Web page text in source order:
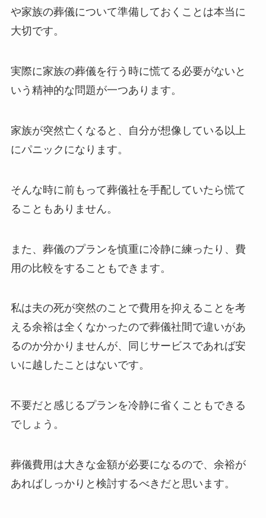
や家族の葬儀について準備しておくことは本当に
大切です。
実際に家族の葬儀を行う時に慌てる必要がないと
いう精神的な問題が一つあります。
家族が突然亡くなると、自分が想像している以上
にパニックになります。
そんな時に前もって葬儀社を手配していたら慌て
ることもありません。
また、葬儀のプランを慎重に冷静に練ったり、費
用の比較をすることもできます。
私は夫の死が突然のことで費用を抑えることを考
える余裕は全くなかったので葬儀社間で違いがあ
るのか分かりませんが、同じサービスであれば安
いに越したことはないです。
不要だと感じるプランを冷静に省くこともできる
でしょう。
葬儀費用は大きな金額が必要になるので、余裕が
あればしっかりと検討するべきだと思います。